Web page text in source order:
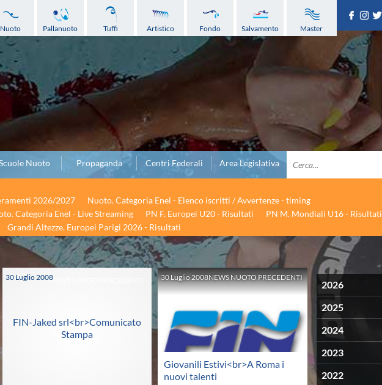
Nuoto Pallanuoto Tuffi Artistico Fondo Salvamento Master
Nuoto Propaganda Centri Federali Area Legislativa
2026/2027
Nuoto. Categoria Enel - Elenco iscritti / Avvertenze - timing
Categoria Enel - Live Streaming PN F. Europei U20 - Risultati
PN M. Mondiali U16 - Risultati
Grandi Altezze. Europei Parigi 2026 - Risultati
NEWS NUOTO PRECEDENTI
30 Luglio2008
FIN-Jaked srl<br>Comunicato
Stampa
NEWS NUOTO PRECEDENTI
30Luglio2008
Giovanili Estivi<br>A Roma i
nuovi talenti
2026
2025
2024
2023
2022